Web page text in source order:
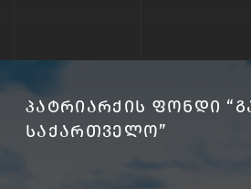
ᲞᲐᲢᲠᲘᲐᲠᲥᲘᲡ ᲤᲝᲜᲓᲘ
ᲡᲐᲥᲐᲠᲗᲕᲔᲚᲝ”